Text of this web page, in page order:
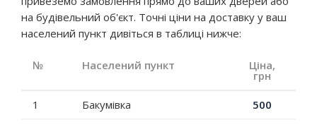
на будівельний об'єкт. Точні ціни на доставку у ваш
населений пункт дивіться в таблиці нижче:
№ Населений пункт Ціна,
грн
1 Бакумівка
500